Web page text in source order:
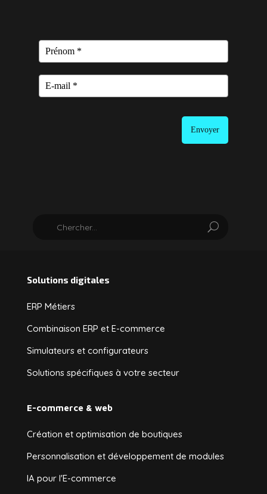
Envoyer
Solutions digitales
ERP Métiers
Combinaison ERP et E-commerce
Simulateurs et configurateurs
Solutions spécifiques à votre secteur
E-commerce & web
Création et optimisation de boutiques
Personnalisation et développement de modules
IA pour l'E-commerce